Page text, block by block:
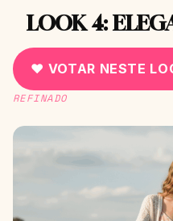
LOOK 4:
♥ VOTAR NESTE
REFINADO